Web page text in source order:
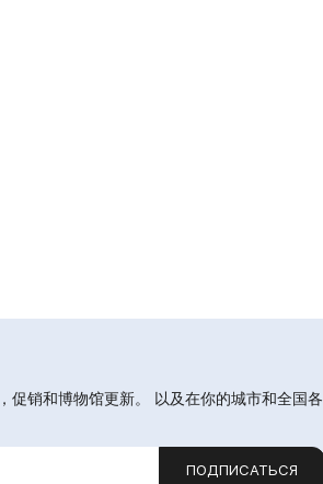
促销和博物馆更新。 以及在你的城市和全国各
ПОДПИСАТЬСЯ